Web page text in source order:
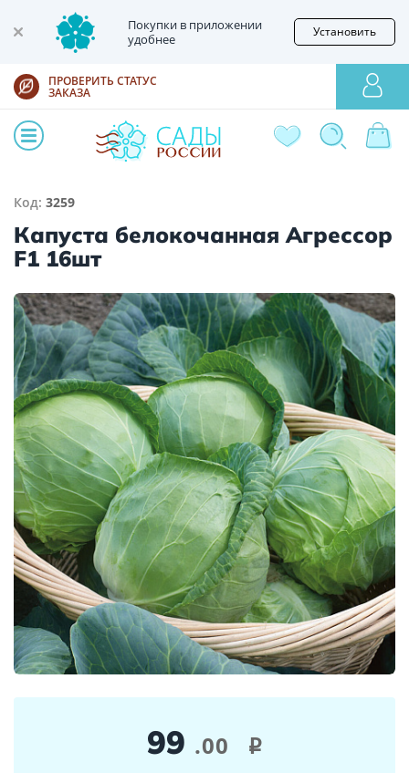
Покупки в приложении
удобнее
Установить
ПРОВЕРИТЬ СТАТУС
ЗАКАЗА
Код: 3259
Капуста белокочанная Агрессор
F1 16шт
99 .00 i